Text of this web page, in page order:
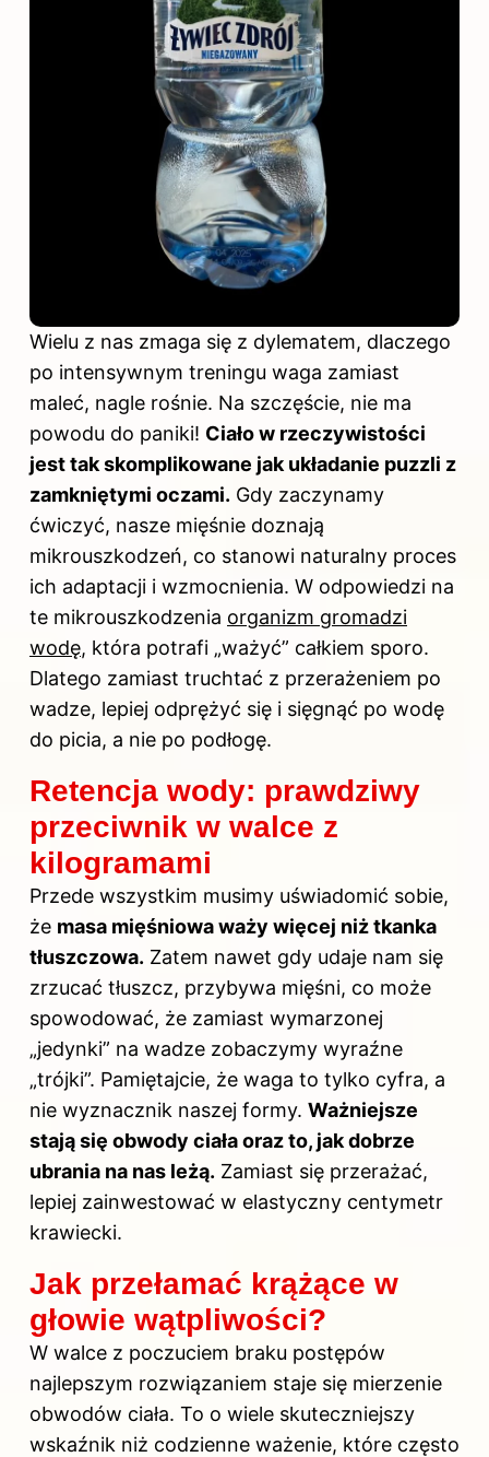
Wielu z nas zmaga się z dylematem, dlaczego
po intensywnym treningu waga zamiast
maleć, nagle rośnie. Na szczęście, nie ma
powodu do paniki! Ciało w rzeczywistości
jest tak skomplikowane jak układanie puzzli z
zamkniętymi oczami. Gdy zaczynamy
ćwiczyć, nasze mięśnie doznają
mikrouszkodzeń, co stanowi naturalny proces
ich adaptacji i wzmocnienia. W odpowiedzi na
te mikrouszkodzenia organizm gromadzi
wodę, która potrafi „ważyć” całkiem sporo.
Dlatego zamiast truchtać z przerażeniem po
wadze, lepiej odprężyć się i sięgnąć po wodę
do picia, a nie po podłogę.
Retencja wody: prawdziwy
przeciwnik w walce z
kilogramami
Przede wszystkim musimy uświadomić sobie,
że masa mięśniowa waży więcej niż tkanka
tłuszczowa. Zatem nawet gdy udaje nam się
zrzucać tłuszcz, przybywa mięśni, co może
spowodować, że zamiast wymarzonej
„jedynki” na wadze zobaczymy wyraźne
„trójki”. Pamiętajcie, że waga to tylko cyfra, a
nie wyznacznik naszej formy. Ważniejsze
stają się obwody ciała oraz to, jak dobrze
ubrania na nas leżą. Zamiast się przerażać,
lepiej zainwestować w elastyczny centymetr
krawiecki.
Jak przełamać krążące w
głowie wątpliwości?
W walce z poczuciem braku postępów
najlepszym rozwiązaniem staje się mierzenie
obwodów ciała. To o wiele skuteczniejszy
wskaźnik niż codzienne ważenie, które często